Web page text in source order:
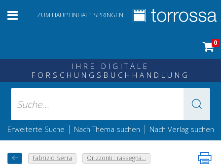
ZUM HAUPTINHALT SPRINGEN
0
IHRE DIGITALE
FORSCHUNGSBUCHHANDLUNG
Erweiterte Suche | Nach Thema suchen | Nach Verlag suchen
Fabrizio Serra Orizzonti : rassegna...